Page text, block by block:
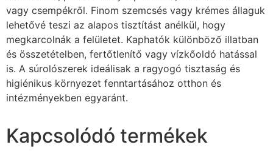
vagy csempékről. Finom szemcsés vagy krémes állaguk
lehetővé teszi az alapos tisztítást anélkül, hogy
megkarcolnák a felületet. Kaphatók különböző illatban
és összetételben, fertőtlenítő vagy vízkőoldó hatással
is. A súrolószerek ideálisak a ragyogó tisztaság és
higiénikus környezet fenntartásához otthon és
intézményekben egyaránt.
Kapcsolódó termékek